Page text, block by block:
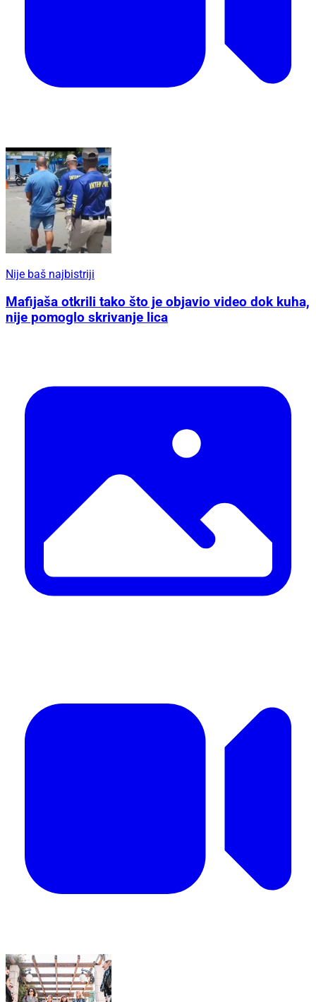
Nije baš najbistriji
Mafijaša otkrili tako što je objavio video dok kuha,
nije pomoglo skrivanje lica